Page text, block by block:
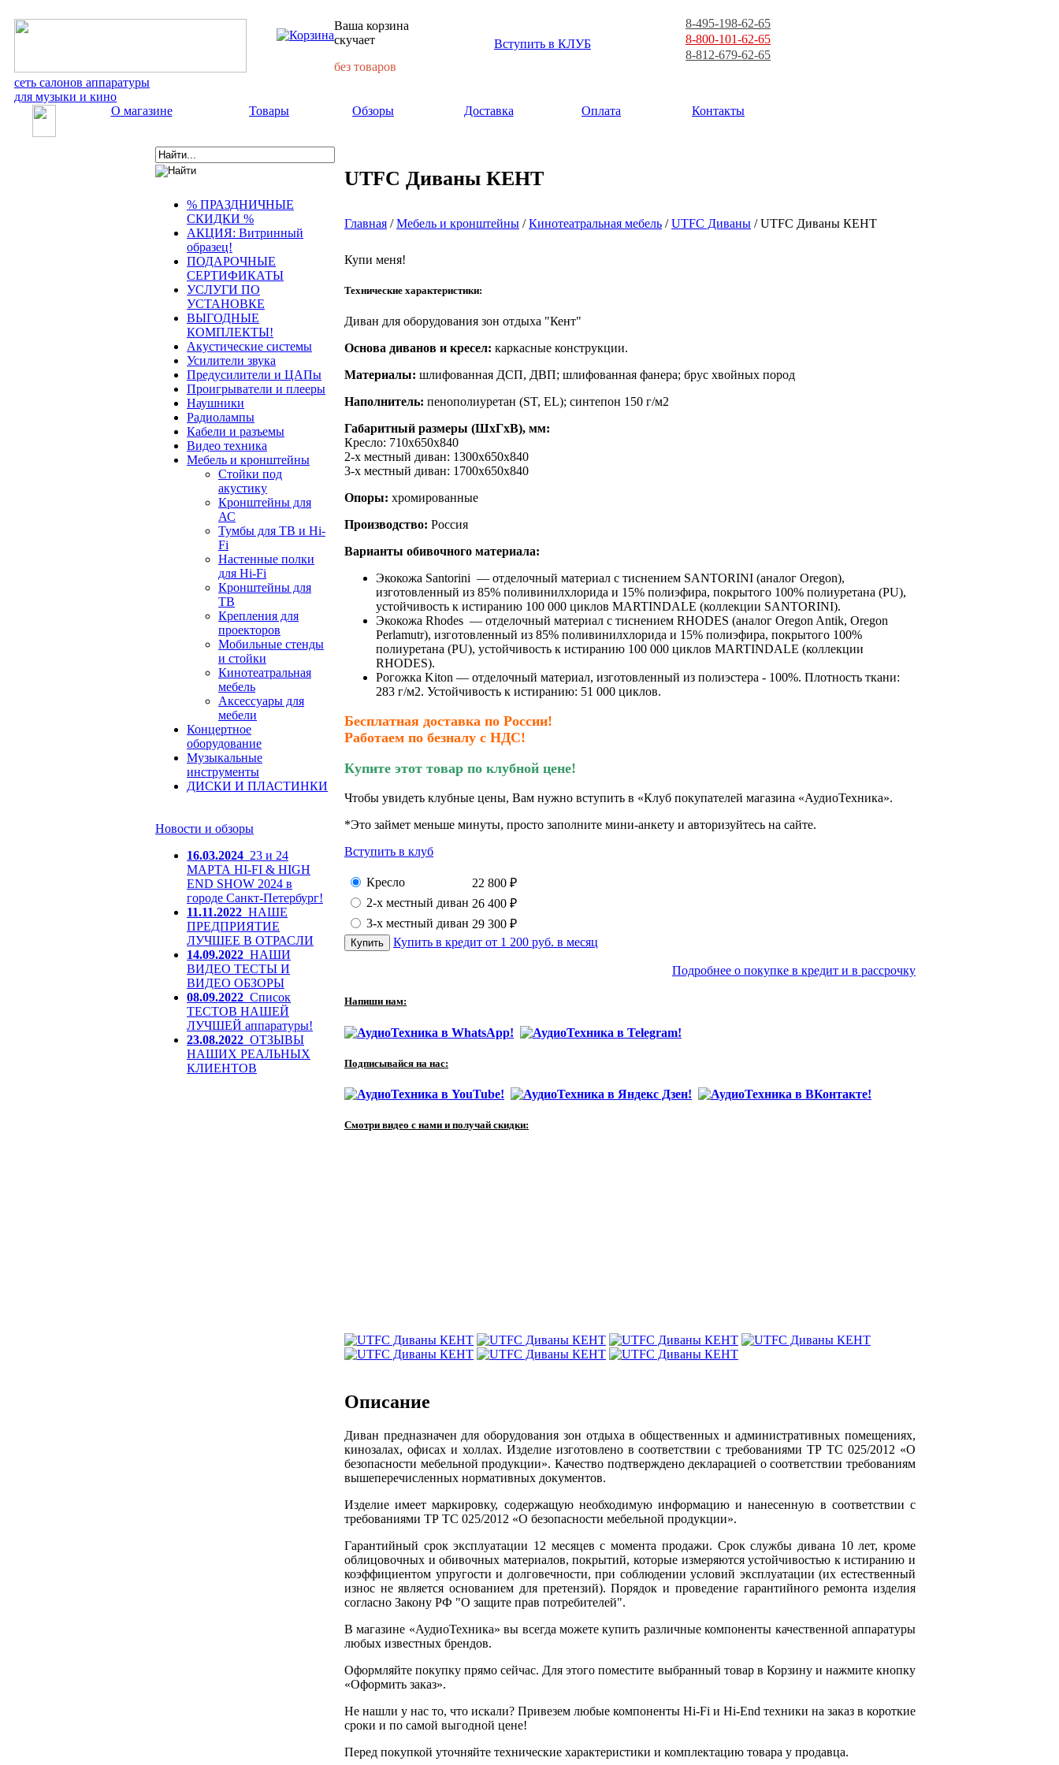
сеть салонов аппаратуры
для музыки и кино
Ваша корзина
скучает
без товаров
Вступить в КЛУБ
8-495-198-62-65
8-800-101-62-65
8-812-679-62-65
О магазине Товары Обзоры Доставка Оплата Контакты
% ПРАЗДНИЧНЫЕ
СКИДКИ %
АКЦИЯ: Витринный
образец!
ПОДАРОЧНЫЕ
СЕРТИФИКАТЫ
УСЛУГИ ПО
УСТАНОВКЕ
ВЫГОДНЫЕ
КОМПЛЕКТЫ!
Акустические системы
Усилители звука
Предусилители и ЦАПы
Проигрыватели и плееры
Наушники
Радиолампы
Кабели и разъемы
Видео техника
Мебель и кронштейны
Стойки под
акустику
Кронштейны для
АС
Тумбы для ТВ и Hi-
Fi
Настенные полки
для Hi-Fi
Кронштейны для
ТВ
Крепления для
проекторов
Мобильные стенды
и стойки
Кинотеатральная
мебель
Аксессуары для
мебели
Концертное
оборудование
Музыкальные
инструменты
ДИСКИ И ПЛАСТИНКИ
Новости и обзоры
16.03.2024 23 и 24
МАРТА HI-FI & HIGH
END SHOW 2024 в
городе Санкт-Петербург!
11.11.2022 НАШЕ
ПРЕДПРИЯТИЕ
ЛУЧШЕЕ В ОТРАСЛИ
14.09.2022 НАШИ
ВИДЕО ТЕСТЫ И
ВИДЕО ОБЗОРЫ
08.09.2022 Список
ТЕСТОВ НАШЕЙ
ЛУЧШЕЙ аппаратуры!
23.08.2022 ОТЗЫВЫ
НАШИХ РЕАЛЬНЫХ
КЛИЕНТОВ
UTFC Диваны КЕНТ
Главная /Мебель и кронштейны /Кинотеатральная мебель /UTFC Диваны / UTFC Диваны КЕНТ
Купи меня!
Технические характеристики:
Диван для оборудования зон отдыха "Кент"
Основа диванов и кресел: каркасные конструкции.
Материалы: шлифованная ДСП, ДВП; шлифованная фанера; брус хвойных пород
Наполнитель: пенополиуретан (ST, EL); синтепон 150 г/м2
Габаритный размеры (ШхГхВ), мм:
Кресло: 710х650х840
2-х местный диван: 1300х650х840
3-х местный диван: 1700х650х840
Опоры: хромированные
Производство: Россия
Варианты обивочного материала:
Экокожа Santorini — отделочный материал с тиснением SANTORINI (аналог Oregon),
изготовленный из 85% поливинилхлорида и 15% полиэфира, покрытого 100% полиуретана (PU),
устойчивость к истиранию 100 000 циклов MARTINDALE (коллекции SANTORINI).
Экокожа Rhodes — отделочный материал с тиснением RHODES (аналог Oregon Antik, Oregon
Perlamutr), изготовленный из 85% поливинилхлорида и 15% полиэфира, покрытого 100%
полиуретана (PU), устойчивость к истиранию 100 000 циклов MARTINDALE (коллекции
RHODES).
Рогожка Kiton — отделочный материал, изготовленный из полиэстера - 100%. Плотность ткани:
283 г/м2. Устойчивость к истиранию: 51 000 циклов.
Бесплатная доставка по России!
Работаем по безналу с НДС!
Купите этот товар по клубной цене!
Чтобы увидеть клубные цены, Вам нужно вступить в «Клуб покупателей магазина «АудиоТехника».
*Это займет меньше минуты, просто заполните мини-анкету и авторизуйтесь на сайте.
Вступить в клуб
Кресло 22 800 ₽
2-х местный диван 26 400 ₽
3-х местный диван 29 300 ₽
Купить в кредит от 1 200 руб. в месяц
Подробнее о покупке в кредит и в рассрочку
Напиши нам:
Подписывайся на нас:
Смотри видео с нами и получай скидки:
Описание
Диван предназначен для оборудования зон отдыха в общественных и административных помещениях,
кинозалах, офисах и холлах. Изделие изготовлено в соответствии с требованиями ТР ТС 025/2012 «О
безопасности мебельной продукции». Качество подтверждено декларацией о соответствии требованиям
вышеперечисленных нормативных документов.
Изделие имеет маркировку, содержащую необходимую информацию и нанесенную в соответствии с
требованиями ТР ТС 025/2012 «О безопасности мебельной продукции».
Гарантийный срок эксплуатации 12 месяцев с момента продажи. Срок службы дивана 10 лет, кроме
облицовочных и обивочных материалов, покрытий, которые измеряются устойчивостью к истиранию и
коэффициентом упругости и долговечности, при соблюдении условий эксплуатации (их естественный
износ не является основанием для претензий). Порядок и проведение гарантийного ремонта изделия
согласно Закону РФ "О защите прав потребителей".
В магазине «АудиоТехника» вы всегда можете купить различные компоненты качественной аппаратуры
любых известных брендов.
Оформляйте покупку прямо сейчас. Для этого поместите выбранный товар в Корзину и нажмите кнопку
«Оформить заказ».
Не нашли у нас то, что искали? Привезем любые компоненты Hi-Fi и Hi-End техники на заказ в короткие
сроки и по самой выгодной цене!
Перед покупкой уточняйте технические характеристики и комплектацию товара у продавца.